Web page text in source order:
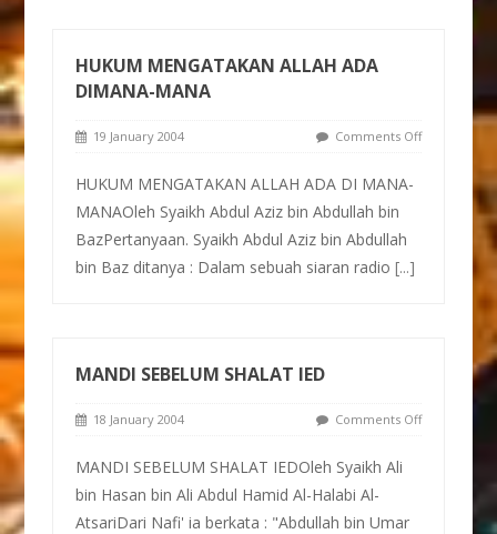
HUKUM MENGATAKAN ALLAH ADA
DIMANA-MANA
19 January 2004 Comments Off
HUKUM MENGATAKAN ALLAH ADA DI MANA-
MANAOleh Syaikh Abdul Aziz bin Abdullah bin
BazPertanyaan. Syaikh Abdul Aziz bin Abdullah
bin Baz ditanya : Dalam sebuah siaran radio[...]
MANDI SEBELUM SHALAT IED
18 January 2004 Comments Off
MANDI SEBELUM SHALAT IEDOleh Syaikh Ali
bin Hasan bin Ali Abdul Hamid Al-Halabi Al-
AtsariDari Nafi' ia berkata : "Abdullah bin Umar